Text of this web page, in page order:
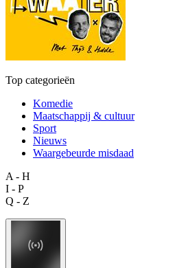
Top categorieën
Komedie
Maatschappij & cultuur
Sport
Nieuws
Waargebeurde misdaad
A - H
I - P
Q - Z